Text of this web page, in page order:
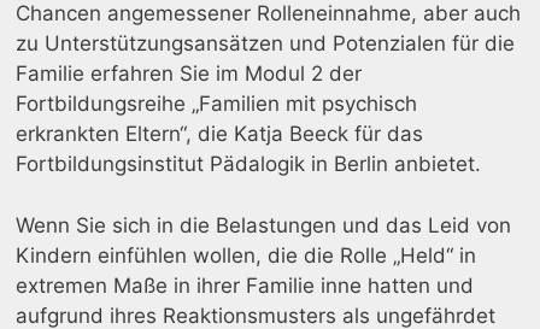
Chancen angemessener Rolleneinnahme, aber auch
zu Unterstützungsansätzen und Potenzialen für die
Familie erfahren Sie im Modul 2 der
Fortbildungsreihe „Familien mit psychisch
erkrankten Eltern“, die Katja Beeck für das
Fortbildungsinstitut Pädalogik in Berlin anbietet.
Wenn Sie sich in die Belastungen und das Leid von
Kindern einfühlen wollen, die die Rolle „Held“ in
extremen Maße in ihrer Familie inne hatten und
aufgrund ihres Reaktionsmusters als ungefährdet